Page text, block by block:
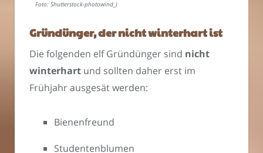
Foto: Shutterstock-photowind_)
Gründünger, der nicht winterhart ist
Die folgenden elf Gründünger sind nicht
winterhart und sollten daher erst im
Frühjahr ausgesät werden:
Bienenfreund
Studentenblumen